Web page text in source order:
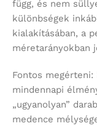
függ, és nem
különbségek
kialakításában, a
méretarányokban
Fontos megérteni:
mindennapi
„ugyanolyan”
medence